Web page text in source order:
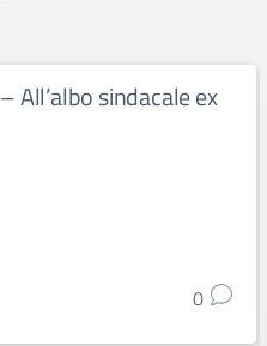
All’albo sindacale ex
0